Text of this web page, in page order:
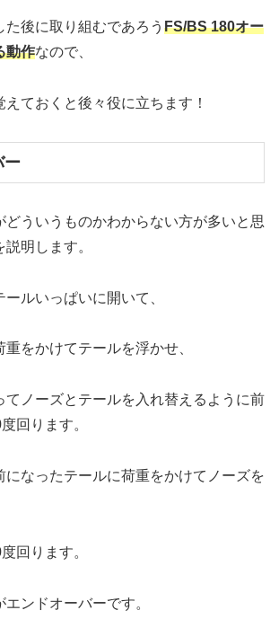
た後に取り組むであろう FS/BS 180オー
動作なので、
えておくと後々役に立ちます！
ー
どういうものかわからない方が多いと思
明します。
ルいっぱいに開いて、
重をかけてテールを浮かせ、
てノーズとテールを入れ替えるように前
回ります。
になったテールに荷重をかけてノーズを
回ります。
ンドオーバーです。